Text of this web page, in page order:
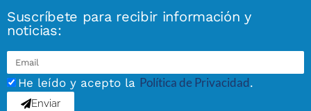
Suscríbete para recibir información y
noticias:
He leído y acepto la Política de Privacidad.
Enviar